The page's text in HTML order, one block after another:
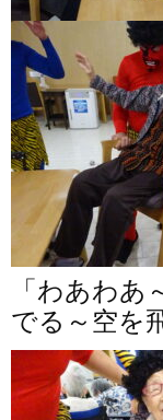
「わあわ
でる～空を